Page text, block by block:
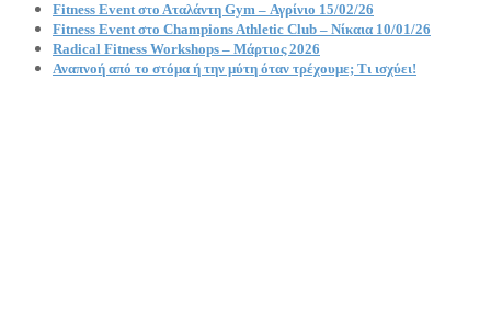
Fitness Event στο Αταλάντη Gym – Αγρίνιο 15/02/26
Fitness Event στο Champions Athletic Club – Νίκαια 10/01/26
Radical Fitness Workshops – Μάρτιος 2026
Αναπνοή από το στόμα ή την μύτη όταν τρέχουμε; Τι ισχύει!